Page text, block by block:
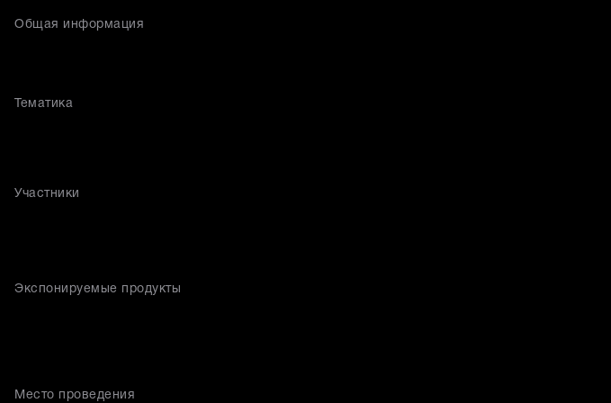
Общая информация
Тематика
Участники
Экспонируемые продукты
Место проведения